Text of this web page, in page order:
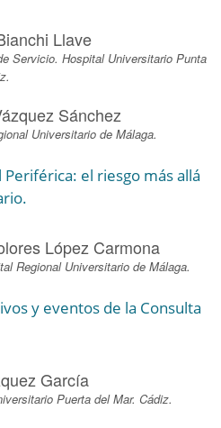
Llave
Servicio. Hospital Universitario Punta
Sánchez
Universitario de Málaga.
el riesgo más allá
López Carmona
Regional Universitario de Málaga.
y eventos de la Consulta
García
Puerta del Mar. Cádiz.